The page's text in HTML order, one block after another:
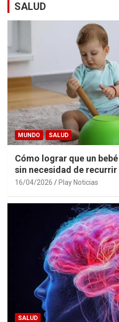
SALUD
MUNDO SALUD
Cómo lograr que un
sin necesidad de
16/04/2026 Play Noticias
SALUD